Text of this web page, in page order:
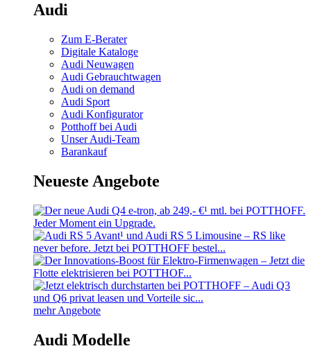
Audi
Zum E-Berater
Digitale Kataloge
Audi Neuwagen
Audi Gebrauchtwagen
Audi on demand
Audi Sport
Audi Konfigurator
Potthoff bei Audi
Unser Audi-Team
Barankauf
Neueste Angebote
mehr Angebote
Audi Modelle